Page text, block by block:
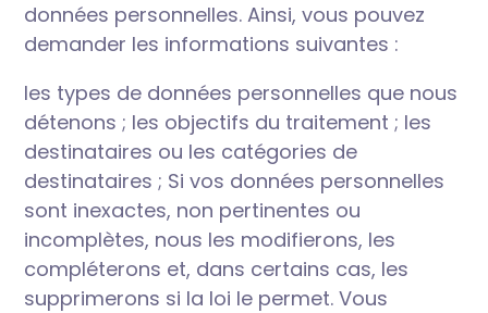
données personnelles. Ainsi, vous pouvez
demander les informations suivantes :
les types de données personnelles que nous
détenons ; les objectifs du traitement ; les
destinataires ou les catégories de
destinataires ; Si vos données personnelles
sont inexactes, non pertinentes ou
incomplètes, nous les modifierons, les
compléterons et, dans certains cas, les
supprimerons si la loi le permet. Vous